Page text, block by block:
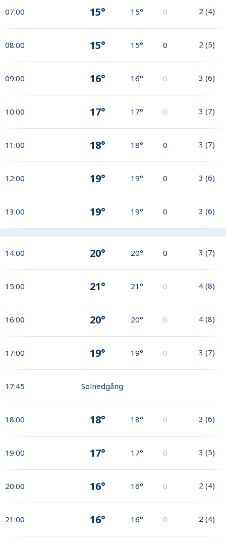
07:00 15° 15° 0 2 (4)
08:00 15° 15° 0 2 (5)
09:00 16° 16° 0 3 (6)
10:00 17° 17° 0 3 (7)
11:00 18° 18° 0 3 (7)
12:00 19° 19° 0 3 (6)
13:00 19° 19° 0 3 (6)
14:00 20° 20° 0 3 (7)
15:00 21° 21° 0 4 (8)
16:00 20° 20° 0 4 (8)
17:00 19° 19° 0 3 (7)
17:45 Solnedgång
18:00 18° 18° 0 3 (6)
19:00 17° 17° 0 3 (5)
20:00 16° 16° 0 2 (4)
21:00 16° 16° 0 2 (4)